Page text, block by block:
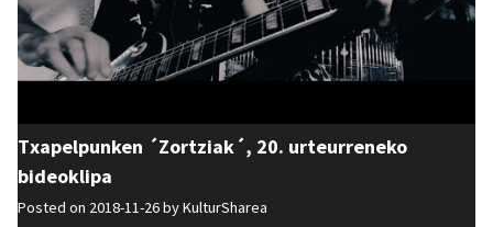
Txapelpunken ´Zortziak´, 20. urteurreneko
bideoklipa
Posted on 2018-11-26 byKulturSharea